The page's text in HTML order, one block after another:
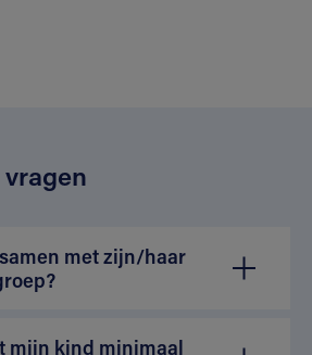
met zijn/haar
mijn kind minimaal